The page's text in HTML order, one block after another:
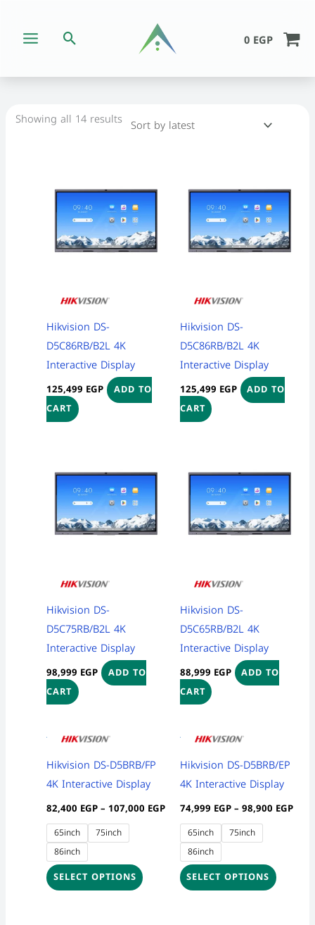
content
Search 0 EGP
Showing all 14 results
Sorted
Hikvision DS-
D5C86RB/B2L 4K
Interactive Display
125,499 EGP
ADD TO
CART
Hikvision DS-
D5C86RB/B2L 4K
Interactive Display
125,499 EGP
ADD TO
CART
Hikvision DS-
D5C75RB/B2L 4K
Interactive Display
98,999 EGP
ADD TO
CART
Hikvision DS-
D5C65RB/B2L 4K
Interactive Display
88,999 EGP
ADD TO
CART
Hikvision DS-D5BRB/FP
4K Interactive Display
82,400 EGP– 107,000 EGP
range:
through
107,000 EGP
65inch
75inch
86inch
SELECT OPTIONS
has
multiple
variants.
may
be
Hikvision DS-D5BRB/EP
4K Interactive Display
74,999 EGP– 98,900 EGP
65inch
75inch
86inch
SELECT OPTIONS
has
multiple
may
be